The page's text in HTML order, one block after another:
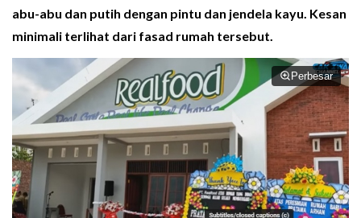
abu-abu dan putih dengan pintu dan jendela kayu. Kesan
minimali terlihat dari fasad rumah tersebut.
Perbesar